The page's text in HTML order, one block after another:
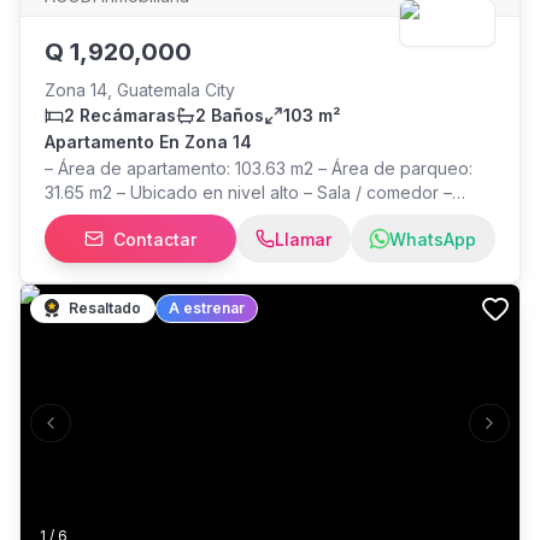
Q 1,920,000
Zona 14, Guatemala City
2 Recámaras
2 Baños
103 m²
Apartamento En Zona 14
– Área de apartamento: 103.63 m2 – Área de parqueo:
31.65 m2 – Ubicado en nivel alto – Sala / comedor –
Cocina – Línea blanca – 2 balcones – 2 dormitorios – 2
baños completos – 2 parqueos (Uno al lado del otro)
Precio de venta: $240,000 * Mantenimiento Q1,201
Información general Código 339844
Contactar Llamar WhatsApp
1 / 6
Previous slide Next
Resaltado A estrenar